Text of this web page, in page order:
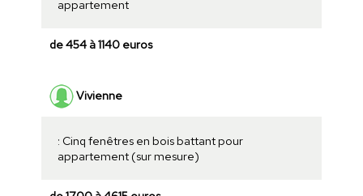
appartement
de 454 à 1140 euros
Vivienne
: Cinq fenêtres en bois battant pour
appartement (sur mesure)